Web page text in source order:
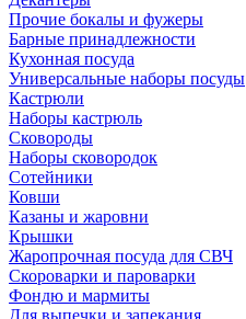
Прочие бокалы и фужеры
Барные принадлежности
Кухонная посуда
Универсальные наборы посуды
Кастрюли
Наборы кастрюль
Сковороды
Наборы сковородок
Сотейники
Ковши
Казаны и жаровни
Крышки
Жаропрочная посуда для СВЧ
Скороварки и пароварки
Фондю и мармиты